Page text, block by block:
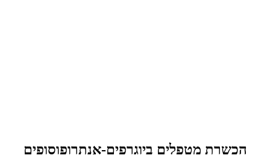
הכשרת מטפלים ביוגרפים-אנתרופוסופים